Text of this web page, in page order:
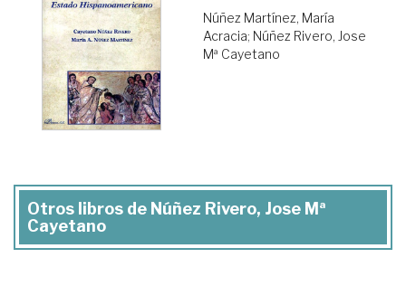
Núñez Martínez, María
Acracia; Núñez Rivero, Jose
Mª Cayetano
Otros libros de Núñez Rivero, Jose Mª
Cayetano